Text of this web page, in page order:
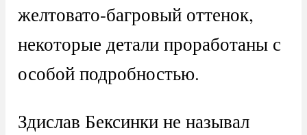
желтовато-багровый оттенок,
некоторые детали проработаны с
особой подробностью.
Здислав Бексинки не называл